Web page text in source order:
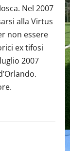
Nel 2007
alla Virtus
non essere
ex tifosi
2007